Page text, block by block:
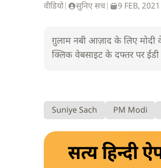
वीडियो| सुनिए सच| 9 FEB, 2021
ग़ुलाम नबी आज़ाद के लिए मोदी
क्लिक वेबसाइट के दफ्तर पर
Suniye Sach PM Modi
सत्य हिन्दी